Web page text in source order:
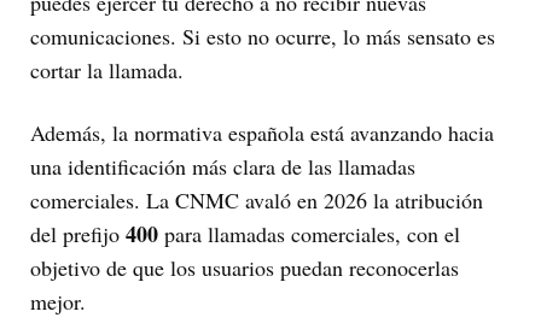
comunicaciones. Si esto no ocurre, lo más sensato es
cortar la llamada.
Además, la normativa española está avanzando hacia
una identificación más clara de las llamadas
comerciales. La CNMC avaló en 2026 la atribución
del prefijo 400 para llamadas comerciales, con el
objetivo de que los usuarios puedan reconocerlas
mejor.